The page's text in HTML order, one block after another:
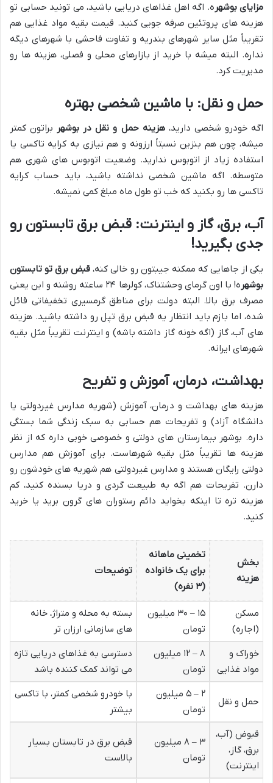
مزایای بوشهر ه. اگه اهل غذاهای دریایی باشید، می تونید حسابی تو
هزینه های پروتئین صرفه جویی کنید. قیمت بقیه مواد غذایی هم
تقریباً مثل سایر شهرهای بندریه و تفاوت فاحشی با شهرهای دیگه
نداره. البته میشه با خرید از بازارهای محلی و فصلی، هزینه ها رو
مدیریت کرد.
حمل و نقل: با ماشین شخصی بهتره
اگه خودرو شخصی دارید،هزینه حمل و نقل در بوشهر براتون کمتر
میشه، چون هم بنزین نسبتاً ارزونه و هم نیازی به کرایه تاکسی یا
استفاده زیاد از اتوبوس ندارید. وضعیت اتوبوس های شهری هم
متوسطه. اگه ماشین شخصی نداشته باشید، باید حساب کرایه
تاکسی ها رو بکنید که خب تو طول ماه مبلغ کمی نمیشه.
آب، برق، گاز و اینترنت: قبض برق تابستون رو
جدی بگیرید!
یکی از جاهایی که ممکنه جیبتون رو خالی کنه، قبض برق تو تابستون
بوشهر
ه! با اون گرمای وحشتناک، کولرها ۲۴ ساعته روشنه و این یعنی
مصرف برق بالا. البته دولت برای مناطق گرمسیری تخفیفاتی قائل
شده، اما بازم باید انتظار یه قبض برق تپل رو داشته باشید. هزینه
های آب، گاز (اگه خونه گاز داشته باشه) و اینترنت تقریباً مثل بقیه
شهرهای ایرانه.
بهداشت، درمان، آموزش و تفریح
هزینه های بهداشت و درمان، آموزش (شهریه مدارس غیردولتی یا
دانشگاه آزاد) و تفریحات هم حسابی به سبک زندگی شما بستگی
داره. بوشهر بیمارستان های دولتی و خصوصی خوبی داره که از نظر
هزینه ها تقریباً مثل بقیه شهرهاست. برای آموزش هم مدارس
دولتی رایگان هستند و مدارس غیردولتی هم شهریه های خودشون رو
دارن. تفریحات هم اگه به طبیعت گردی و دریا بسنده کنید، کم
هزینه تره تا اینکه بخواید دائم رستوران های گرون برید یا خرید
کنید.
بخش
هزینه
تخمینی ماهانه
برای یک خانواده
(۳ نفره)
توضیحات
مسکن
(اجاره)
۱۵ – ۳۰ میلیون
تومان
بسته به محله و متراژ، خانه
های سازمانی ارزان تر
خوراک و
مواد غذایی
۸ – ۱۲ میلیون
تومان
دسترسی به غذاهای دریایی تازه
می تواند کمک کننده باشد
حمل و نقل
۲ – ۵ میلیون
تومان
با خودرو شخصی کمتر، با تاکسی
بیشتر
قبوض (آب،
برق، گاز،
اینترنت)
۳ – ۸ میلیون
تومان
قبض برق در تابستان بسیار
بالاست